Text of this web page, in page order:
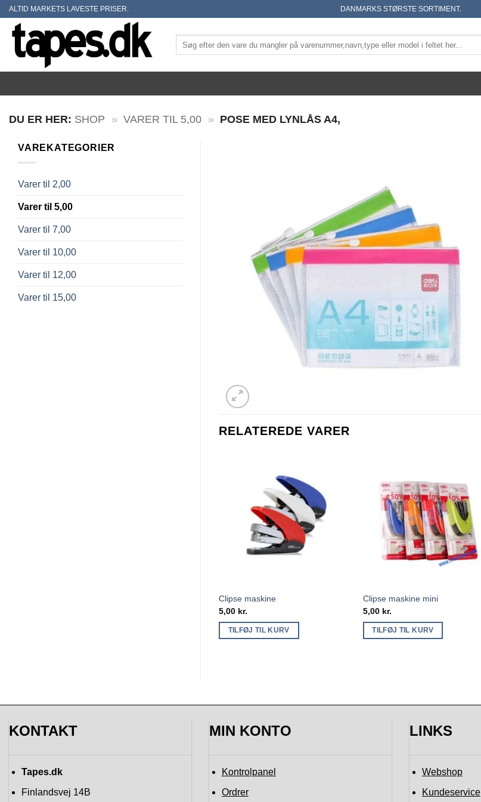
Skip
content
ALTID MARKETS LAVESTE PRISER. DANMARKS STØRSTE SORTIMENT.
Søg
efter:
DU ER HER: SHOP » VARER TIL 5,00 » POSE MED LYNLÅS A4,
VAREKATEGORIER
Varer til 2,00
Varer til 5,00
Varer til 7,00
Varer til 10,00
Varer til 12,00
Varer til 15,00
RELATEREDE VARER
Clipse maskine
5,00 kr.
TILFØJ TIL KURV
Clipse maskine mini
5,00 kr.
TILFØJ TIL KURV
KONTAKT
Tapes.dk
Finlandsvej 14B
MIN KONTO
Kontrolpanel
Ordrer
LINKS
Webshop
Kundeservice